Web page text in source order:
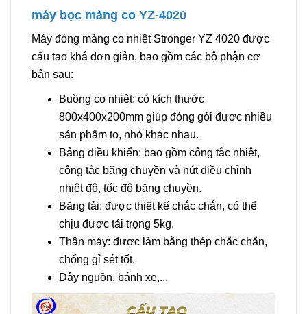
máy bọc màng co YZ-4020
Máy đóng màng co nhiệt Stronger YZ 4020 được
cấu tạo khá đơn giản, bao gồm các bộ phận cơ
bản sau:
Buồng co nhiệt: có kích thước
800x400x200mm giúp đóng gói được nhiều
sản phẩm to, nhỏ khác nhau.
Bảng điều khiển: bao gồm công tắc nhiệt,
công tắc băng chuyền và nút điều chỉnh
nhiệt độ, tốc độ băng chuyền.
Băng tải: được thiết kế chắc chắn, có thể
chịu được tải trọng 5kg.
Thân máy: được làm bằng thép chắc chắn,
chống gỉ sét tốt.
Dây nguồn, bánh xe,...